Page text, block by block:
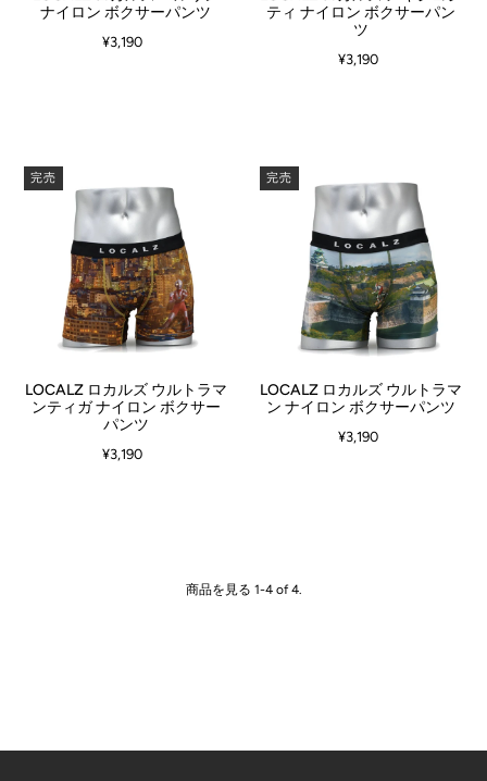
ナイロン ボクサーパンツ
¥3,190
ティ ナイロン ボクサーパン
ツ
¥3,190
完売
LOCALZ ロカルズ ウルトラマ
ンティガ ナイロン ボクサー
パンツ
¥3,190
完売
LOCALZ ロカルズ ウルトラマ
ン ナイロン ボクサーパンツ
¥3,190
商品を見る 1-4 of 4.